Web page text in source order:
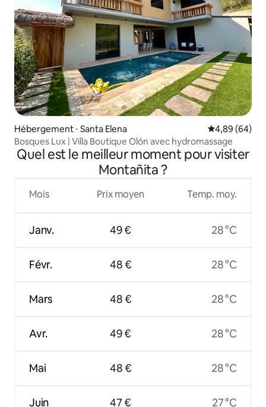
Hébergement ⋅ Santa Elena Évaluation
4,89 (64)
Bosques Lux | Villa Boutique Olón avec hydromassage
Quel est le meilleur moment pour visiter
Montañita ?
Mois
Janv.
Févr.
Mars
Avr.
Mai
Juin
Prix moyen
49 €
48 €
48 €
49 €
48 €
47 €
Temp. moy.
28 °C
28 °C
28 °C
28 °C
28 °C
27 °C